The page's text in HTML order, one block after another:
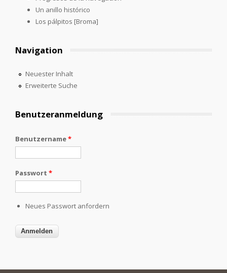
Un anillo histórico
Los pálpitos [Broma]
Navigation
Neuester Inhalt
Erweiterte Suche
Benutzeranmeldung
Benutzername*
Passwort *
Neues Passwort anfordern